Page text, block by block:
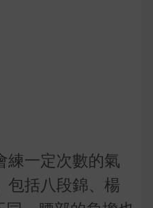
練一定次數的氣
包括八段錦、楊